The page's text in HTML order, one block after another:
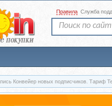
Правила Служба
Конвейер новых подписчиков. Тариф